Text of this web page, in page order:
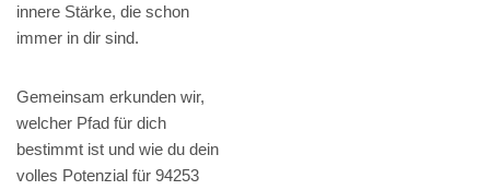
innere Stärke, die schon
immer in dir sind.
Gemeinsam erkunden wir,
welcher Pfad für dich
bestimmt ist und wie du dein
volles Potenzial für 94253